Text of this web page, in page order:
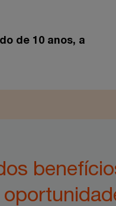
de 10 anos, a